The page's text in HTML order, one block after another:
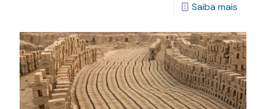
Saiba mais